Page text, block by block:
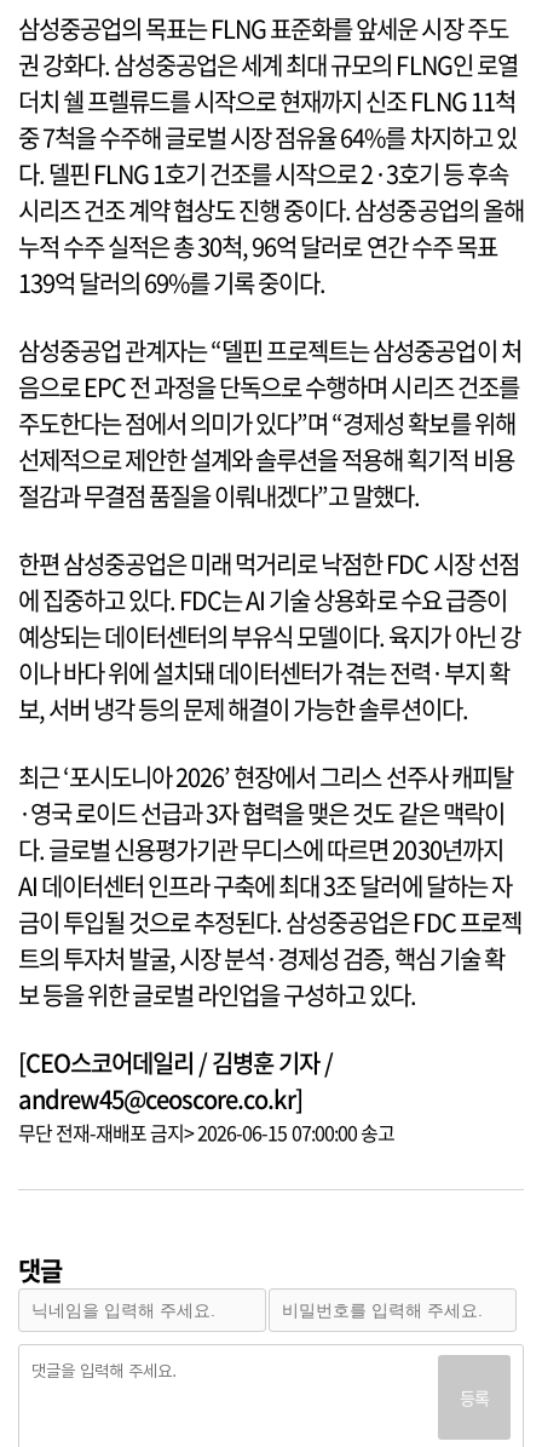
삼성중공업의 목표는 FLNG 표준화를 앞세운 시장 주도
권 강화다. 삼성중공업은 세계 최대 규모의 FLNG인 로열
더치 쉘 프렐류드를 시작으로 현재까지 신조 FLNG 11척
중 7척을 수주해 글로벌 시장 점유율 64%를 차지하고 있
다. 델핀 FLNG 1호기 건조를 시작으로 2·3호기 등 후속
시리즈 건조 계약 협상도 진행 중이다. 삼성중공업의 올해
누적 수주 실적은 총 30척, 96억 달러로 연간 수주 목표
139억 달러의 69%를 기록 중이다.
삼성중공업 관계자는 “델핀 프로젝트는 삼성중공업이 처
음으로 EPC 전 과정을 단독으로 수행하며 시리즈 건조를
주도한다는 점에서 의미가 있다”며 “경제성 확보를 위해
선제적으로 제안한 설계와 솔루션을 적용해 획기적 비용
절감과 무결점 품질을 이뤄내겠다”고 말했다.
한편 삼성중공업은 미래 먹거리로 낙점한 FDC 시장 선점
에 집중하고 있다. FDC는 AI 기술 상용화로 수요 급증이
예상되는 데이터센터의 부유식 모델이다. 육지가 아닌 강
이나 바다 위에 설치돼 데이터센터가 겪는 전력·부지 확
보, 서버 냉각 등의 문제 해결이 가능한 솔루션이다.
최근 ‘포시도니아 2026’ 현장에서 그리스 선주사 캐피탈
·영국 로이드 선급과 3자 협력을 맺은 것도 같은 맥락이
다. 글로벌 신용평가기관 무디스에 따르면 2030년까지
AI 데이터센터 인프라 구축에 최대 3조 달러에 달하는 자
금이 투입될 것으로 추정된다. 삼성중공업은 FDC 프로젝
트의 투자처 발굴, 시장 분석·경제성 검증, 핵심 기술 확
보 등을 위한 글로벌 라인업을 구성하고 있다.
[CEO스코어데일리 / 김병훈 기자 /
andrew45@ceoscore.co.kr]
무단 전재-재배포 금지> 2026-06-15 07:00:00 송고
댓글
등록